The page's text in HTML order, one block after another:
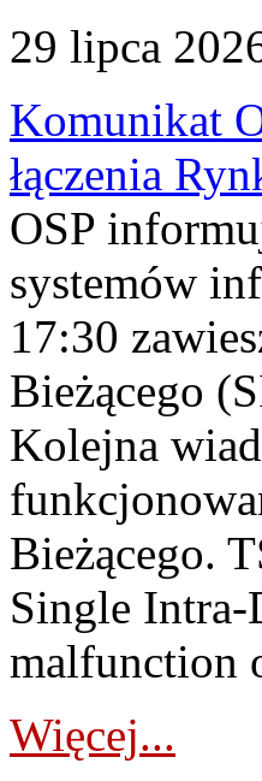
29 lipca
Komunikat
łączenia
OSP
systemów
17:30
Bieżącego
Kolejna
Bieżącego.
Single Intra-
malfunction
Więcej...